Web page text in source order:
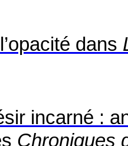
dans
incarné :
Chroniques